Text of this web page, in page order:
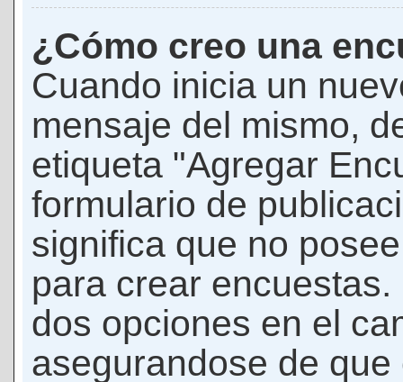
¿Cómo creo una
Cuando inicia un
mensaje del mismo,
etiqueta "Agregar
formulario de
significa que no
para crear
dos opciones en el
asegurandose de